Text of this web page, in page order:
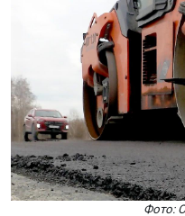
Фото:
Полный список улиц, на
ремонт дорог, можно
города.
Так, в Дзержинском
улицы: Писарева, 1-й